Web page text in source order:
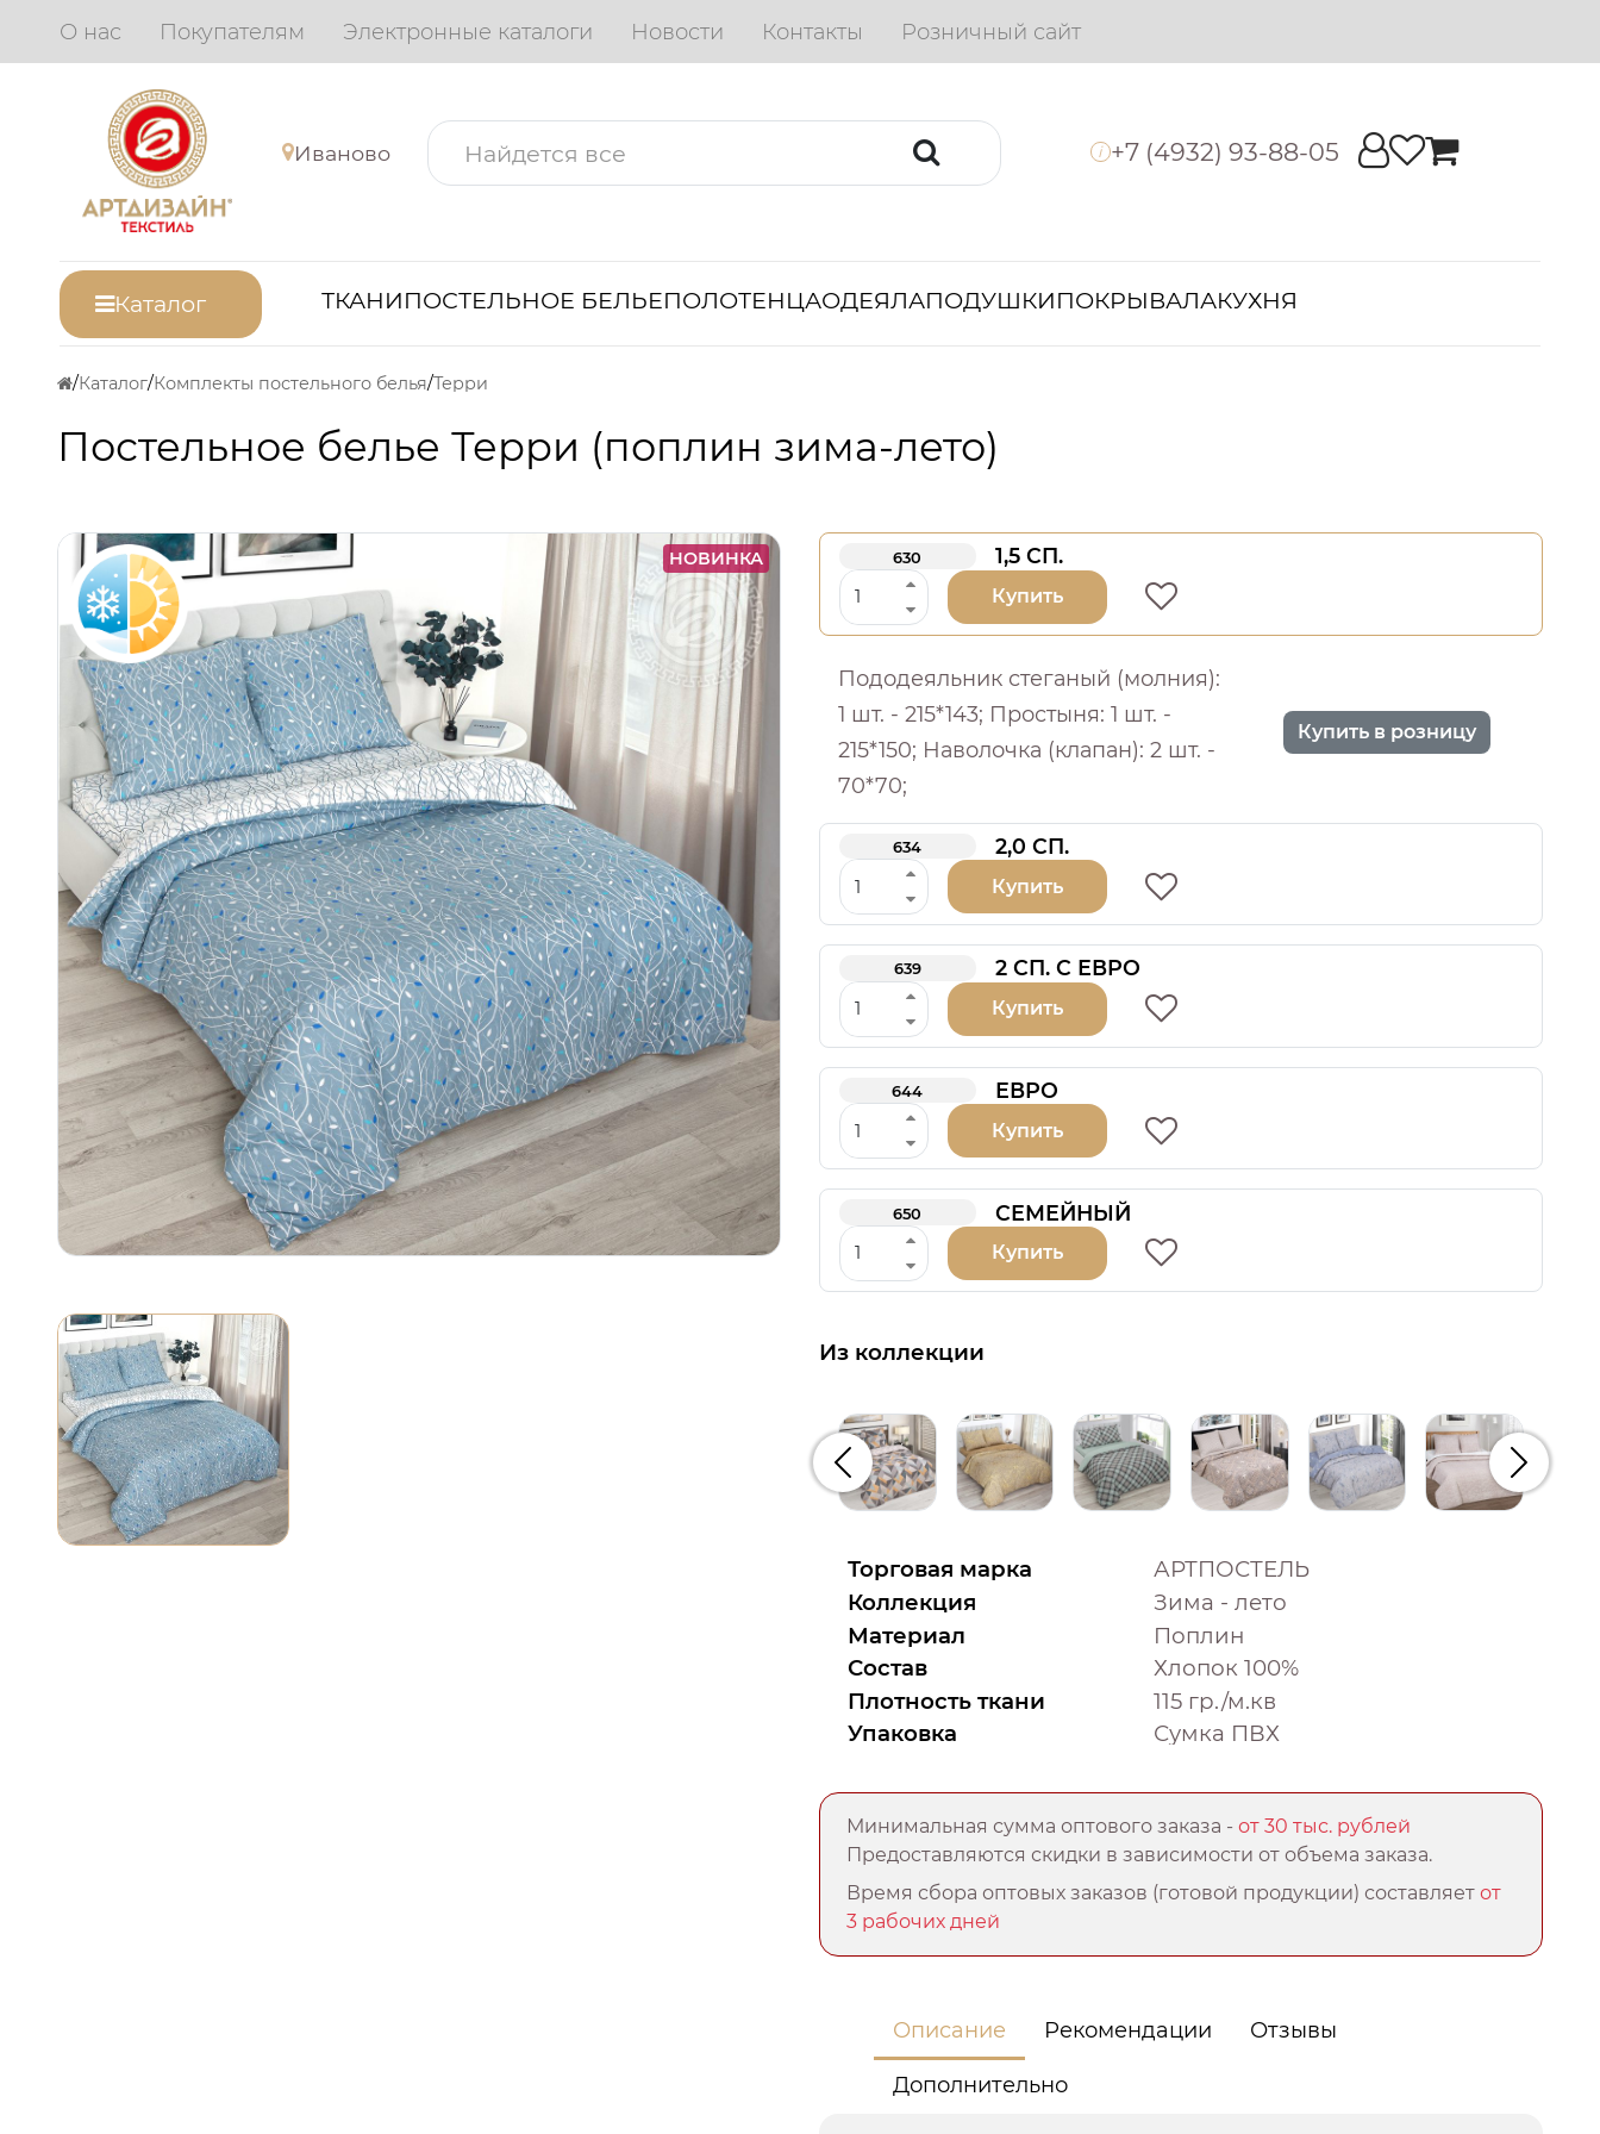
О нас Покупателям Электронные каталоги Новости Контакты Розничный сайт
Иваново i +7 (4932) 93-88-05
Каталог ТКАНИПОСТЕЛЬНОЕ БЕЛЬЕПОЛОТЕНЦАОДЕЯЛАПОДУШКИПОКРЫВАЛАКУХНЯ
Каталог Комплекты постельного белья Терри
Постельное белье Терри (поплин зима-лето)
НОВИНКА 630 1,5 СП.
Купить
Пододеяльник стеганый (молния):
1 шт. - 215*143; Простыня: 1 шт. -
215*150; Наволочка (клапан): 2 шт. -
70*70;
Купить в розницу
634 2,0 СП.
Купить
639 2 СП. С ЕВРО
Купить
644 ЕВРО
Купить
650 СЕМЕЙНЫЙ
Купить
Из коллекции
Предыдущий
Торговая марка
АРТПОСТЕЛЬ
Коллекция
Зима - лето
Материал
Поплин
Состав
Хлопок 100%
Плотность ткани
115 гр./м.кв
Упаковка
Сумка ПВХ
Минимальная сумма оптового заказа -от 30 тыс. рублей
Предоставляются скидки в зависимости от объема заказа.
Время сбора оптовых заказов (готовой продукции) составляетот
3 рабочих дней
Описание Рекомендации Отзывы
Дополнительно